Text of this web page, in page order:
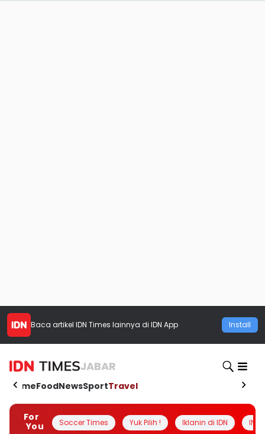
Baca artikel IDN Times lainnya di IDN App Install
JABAR
HomeFoodNewsSportTravel
For
You
Soccer Times Yuk Pilih ! Iklanin di IDN